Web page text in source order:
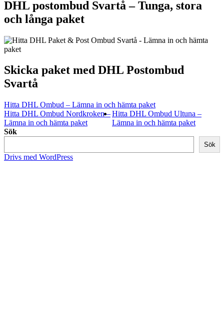
DHL postombud Svartå – Tunga, stora
och långa paket
Skicka paket med DHL Postombud
Svartå
Hitta DHL Ombud – Lämna in och hämta paket
Hitta DHL Ombud Nordkroken –
Lämna in och hämta paket
Hitta DHL Ombud Ultuna –
Lämna in och hämta paket
Sök
Sök
Drivs med WordPress